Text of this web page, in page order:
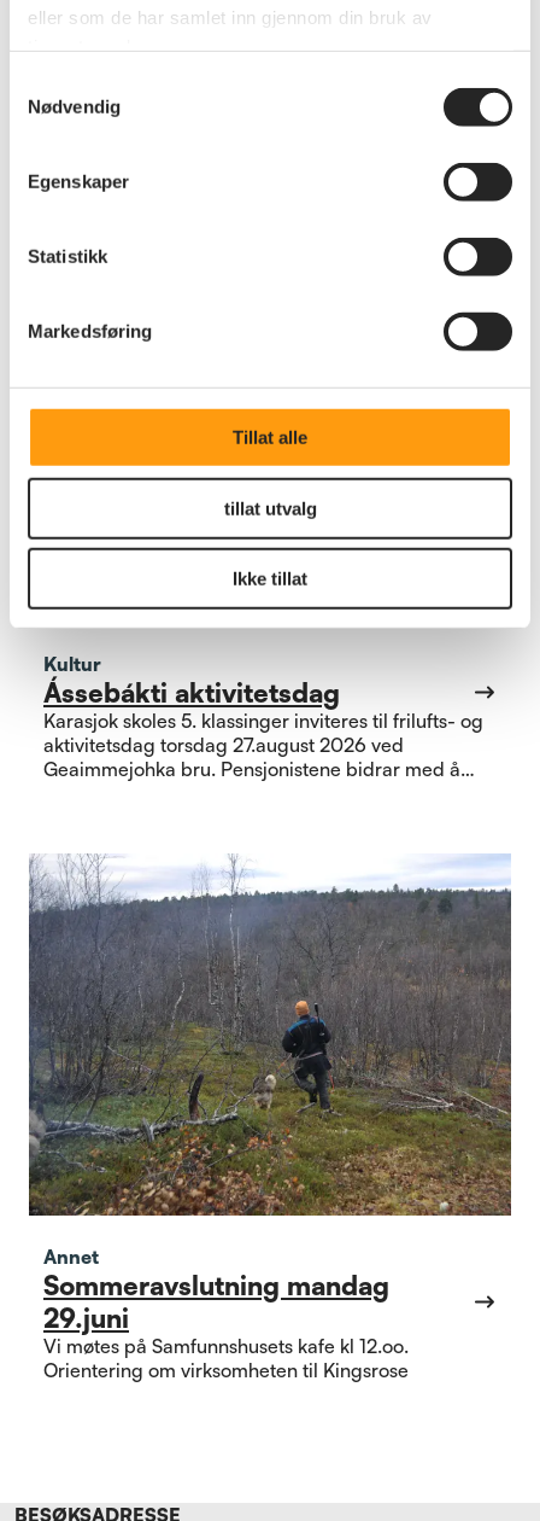
eller som de har samlet inn gjennom din bruk av
Nødvendig
Egenskaper
Statistikk
Markedsføring
Tillat alle
tillat utvalg
Ikke tillat
Vuonnamarked 29.august 2026
Karasjok pensjonistforening inviterer til bussreise til
17.30
Kultur
Ássebákti aktivitetsdag
Karasjok skoles 5. klassinger inviteres til frilufts- og
aktivitetsdag torsdag 27.august 2026 ved
Geaimmejohka bru. Pensjonistene bidrar med å
uten bruk av kart og kompass.
Annet
Sommeravslutning mandag
29.juni
Vi møtes på Samfunnshusets kafe kl 12.oo.
Orientering om virksomheten til Kingsrose
BESØKSADRESSE